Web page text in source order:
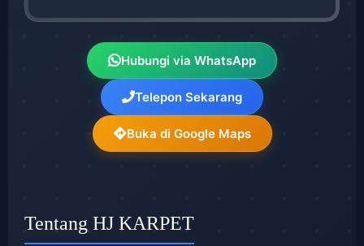
Hubungi via WhatsApp
Telepon Sekarang
Buka di Google Maps
Tentang HJ KARPET